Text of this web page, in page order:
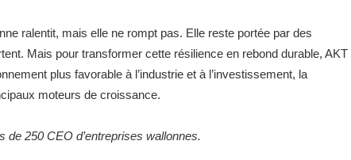
ralentit, mais elle ne rompt pas. Elle reste portée par des
Mais pour transformer cette résilience en rebond durable, AKT
plus favorable à l’industrie et à l’investissement, la
moteurs de croissance.
250 CEO d’entreprises wallonnes.